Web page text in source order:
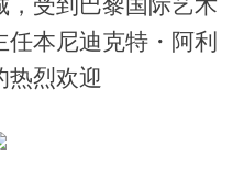
，受到巴黎国际艺术
本尼迪克特・阿利
热烈欢迎